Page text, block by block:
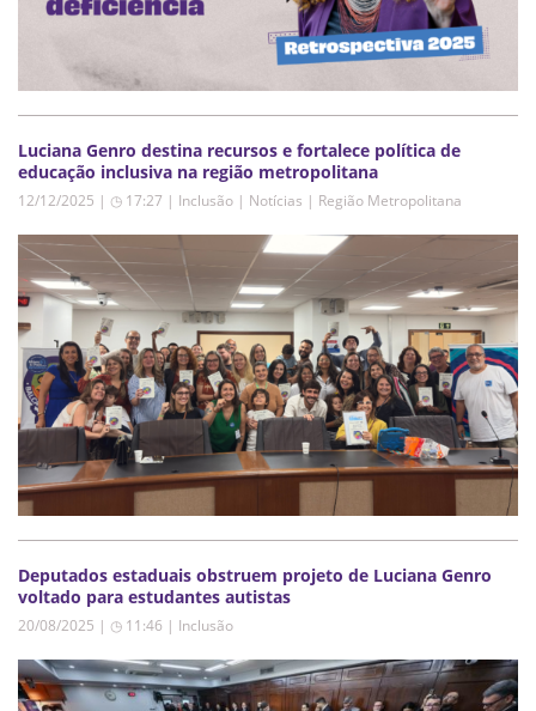
Luciana Genro destina recursos e fortalece política de
educação inclusiva na região metropolitana
12/12/2025 | ◷ 17:27 | Inclusão | Notícias | Região Metropolitana
Deputados estaduais obstruem projeto de Luciana Genro
voltado para estudantes autistas
20/08/2025 | ◷ 11:46 | Inclusão